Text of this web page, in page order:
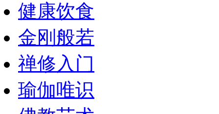
健康饮食
金刚般若
禅修入门
瑜伽唯识